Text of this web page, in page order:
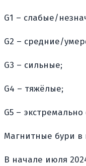
G1 – слабые/
G2 – средние/
G3 – сильные;
G4 – тяжёлые;
G5 –
Магнитные бури в
В начале июля